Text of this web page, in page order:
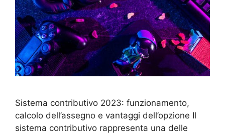
Sistema contributivo 2023: funzionamento,
calcolo dell’assegno e vantaggi dell’opzione Il
sistema contributivo rappresenta una delle